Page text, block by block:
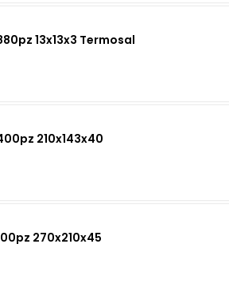
13x13x3 Termosal
210x143x40
270x210x45